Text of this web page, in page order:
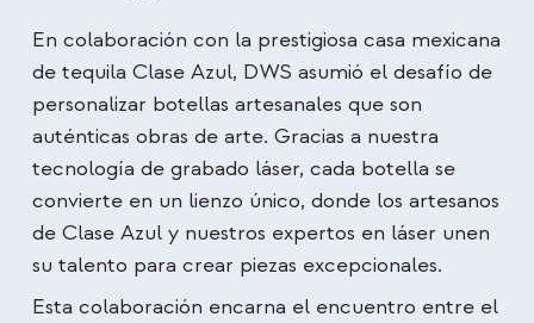
En colaboración con la prestigiosa casa mexicana
de tequila Clase Azul, DWS asumió el desafío de
personalizar botellas artesanales que son
auténticas obras de arte. Gracias a nuestra
tecnología de grabado láser, cada botella se
convierte en un lienzo único, donde los artesanos
de Clase Azul y nuestros expertos en láser unen
su talento para crear piezas excepcionales.
Esta colaboración encarna el encuentro entre el